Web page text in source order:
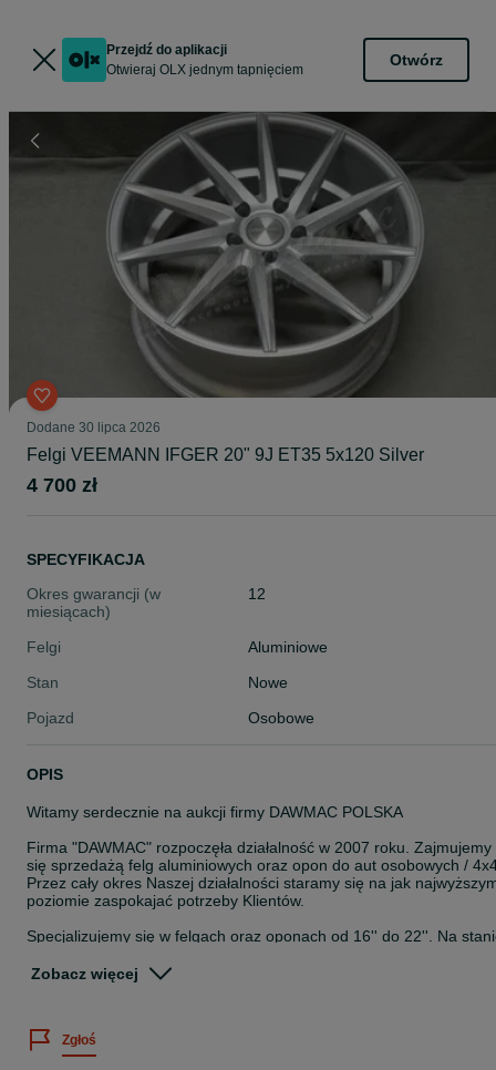
Przejdź do aplikacji
Otwieraj OLX jednym tapnięciem
Otwórz
Dodane 30 lipca 2026
Felgi VEEMANN IFGER 20" 9J ET35 5x120 Silver
4 700 zł
SPECYFIKACJA
Okres gwarancji (w
miesiącach)
12
Felgi
Aluminiowe
Stan
Nowe
Pojazd
Osobowe
OPIS
Witamy serdecznie na aukcji firmy DAWMAC POLSKA
Firma "DAWMAC" rozpoczęła działalność w 2007 roku. Zajmujemy
się sprzedażą felg aluminiowych oraz opon do aut osobowych /
Przez cały okres Naszej działalności staramy się na jak
poziomie zaspokajać potrzeby Klientów.
Specjalizujemy się w felgach oraz oponach od 16'' do 22''. Na
przedstawicielem takich Firm jak: ISPIRI, OEMS, VEEMANN,
Zawsze staramy się stanąć na wysokości zadania jeśli chodzi o
pomoc w doborze felg do Państwa auta.
Zobacz więcej
Zgłoś